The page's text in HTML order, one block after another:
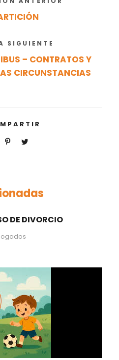
SIGUIENTE
– CONTRATOS Y
CIRCUNSTANCIAS
DE DIVORCIO